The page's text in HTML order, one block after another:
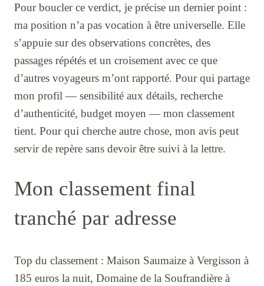
Pour boucler ce verdict, je précise un dernier point :
ma position n’a pas vocation à être universelle. Elle
s’appuie sur des observations concrètes, des
passages répétés et un croisement avec ce que
d’autres voyageurs m’ont rapporté. Pour qui partage
mon profil — sensibilité aux détails, recherche
d’authenticité, budget moyen — mon classement
tient. Pour qui cherche autre chose, mon avis peut
servir de repère sans devoir être suivi à la lettre.
Mon classement final
tranché par adresse
Top du classement : Maison Saumaize à Vergisson à
185 euros la nuit, Domaine de la Soufrandière à